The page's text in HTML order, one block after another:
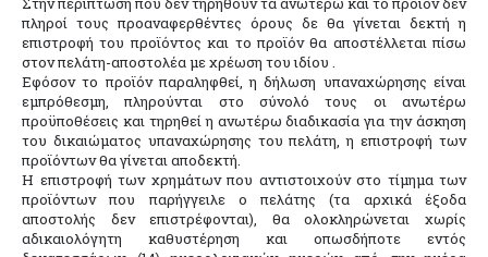
πληροί τους προαναφερθέντες όρους δε θα γίνεται δεκτή η
επιστροφή του προϊόντος και το προϊόν θα αποστέλλεται πίσω
στον πελάτη-αποστολέα με χρέωση του ιδίου .
Εφόσον το προϊόν παραληφθεί, η δήλωση υπαναχώρησης είναι
εμπρόθεσμη, πληρούνται στο σύνολό τους οι ανωτέρω
προϋποθέσεις και τηρηθεί η ανωτέρω διαδικασία για την άσκηση
του δικαιώματος υπαναχώρησης του πελάτη, η επιστροφή των
προϊόντων θα γίνεται αποδεκτή.
Η επιστροφή των χρημάτων που αντιστοιχούν στο τίμημα των
προϊόντων που παρήγγειλε ο πελάτης (τα αρχικά έξοδα
αποστολής δεν επιστρέφονται), θα ολοκληρώνεται χωρίς
αδικαιολόγητη καθυστέρηση και οπωσδήποτε εντός